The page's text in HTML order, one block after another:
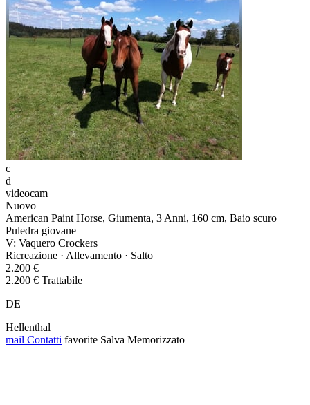
c
d
videocam
Nuovo
American Paint Horse, Giumenta, 3 Anni, 160 cm, Baio scuro
Puledra giovane
V: Vaquero Crockers
Ricreazione · Allevamento · Salto
2.200 €
2.200 € Trattabile
DE
Hellenthal
mail Contatti favorite Salva Memorizzato